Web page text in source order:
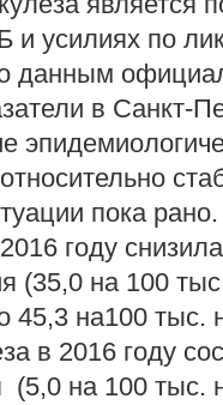
и усилиях по
данным
в Санкт-
пока
году
(35,0 на 100
45,3 на100 тыс.
в 2016 году
на 100 тыс.